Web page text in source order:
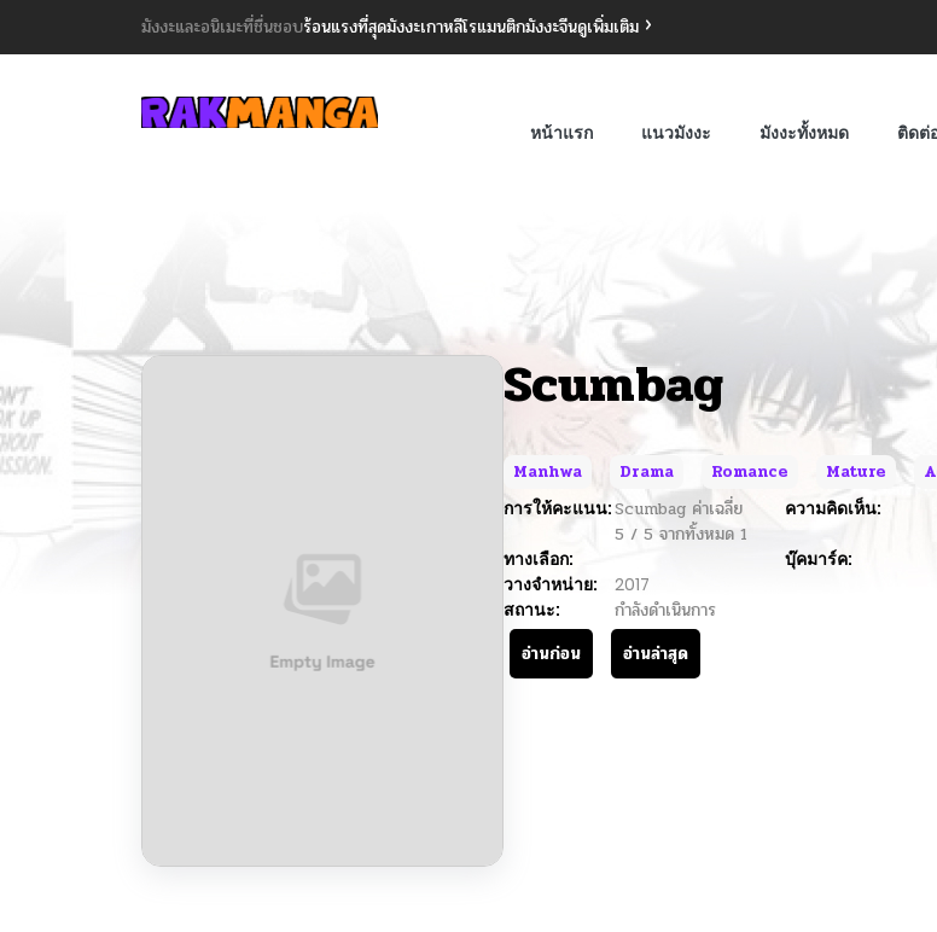
มังงะและอนิเมะที่ชื่นชอบร้อนแรงที่สุดมังงะเกาหลีโรแมนติกมังงะจีนดูเพิ่มเติม
หน้าแรก แนวมังงะ มังงะทั้งหมด ติดต่
Scumbag
Manhwa Drama Romance Mature
การให้คะแนน:Scumbag ค่าเฉลี่ย
5 / 5 จากทั้งหมด 1
ความคิดเห็น:
ทางเลือก:
บุ๊คมาร์ค:
วางจำหน่าย:
2017
สถานะ:
กำลังดำเนินการ
อ่านก่อน
อ่านล่าสุด